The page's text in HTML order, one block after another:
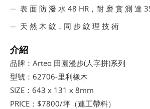
表 面 防 潑 水 48 HR，耐 磨 實 測 達
天 然 木 紋，同 步 紋 理 技 術
介紹
品牌：Arteo 田園漫步(人字拼)系列
型號：62706-里利橡木
SIZE：643 x 131 x 8mm
PRICE：$7800/坪（連工帶料）